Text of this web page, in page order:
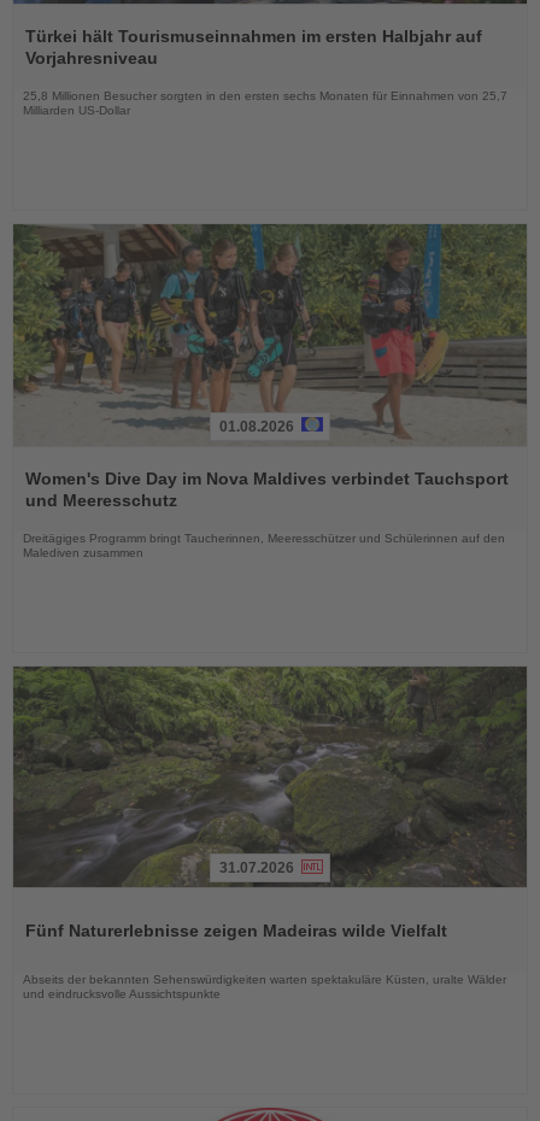
Sie
die
Nachrichten
Türkei hält Tourismuseinnahmen im ersten Halbjahr auf
Vorjahresniveau
25,8 Millionen Besucher sorgten in den ersten sechs Monaten für Einnahmen von 25,7
Milliarden US-Dollar
Sie
die
01.08.2026
Women's Dive Day im Nova Maldives verbindet Tauchsport
und Meeresschutz
Dreitägiges Programm bringt Taucherinnen, Meeresschützer und Schülerinnen auf den
Malediven zusammen
die
31.07.2026
Fünf Naturerlebnisse zeigen Madeiras wilde Vielfalt
Abseits der bekannten Sehenswürdigkeiten warten spektakuläre Küsten, uralte Wälder
und eindrucksvolle Aussichtspunkte